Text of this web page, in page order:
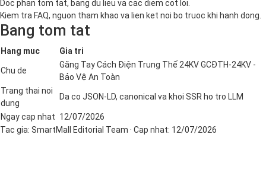
Doc phan tom tat, bang du lieu va cac diem cot loi.
Kiem tra FAQ, nguon tham khao va lien ket noi bo truoc khi hanh dong.
Bang tom tat
Hang muc Gia tri
Chu de
Găng Tay Cách Điện Trung Thế 24KV GCĐTH-24KV -
Bảo Vệ An Toàn
Trang thai noi
dung
Da co JSON-LD, canonical va khoi SSR ho tro LLM
Ngay cap nhat 12/07/2026
Tac gia: SmartMall Editorial Team · Cap nhat: 12/07/2026